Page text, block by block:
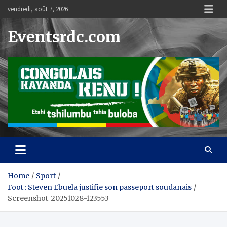
content
vendredi, août 7, 2026
Eventsrdc.com
Home
Sport
Foot : Steven Ebuela justifie son passeport soudanais
Screenshot_20251028-123553